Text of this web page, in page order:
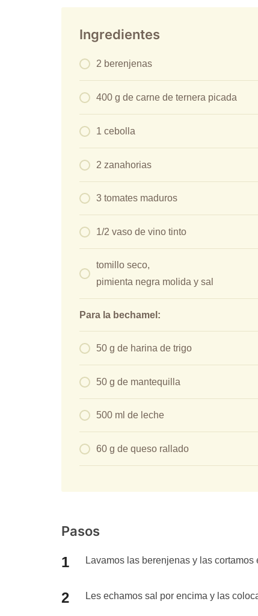
Ingredientes
2 berenjenas
400 g de carne de ternera picada
1 cebolla
2 zanahorias
3 tomates maduros
1/2 vaso de vino tinto
tomillo seco,
pimienta negra molida y sal
Para la bechamel:
50 g de harina de trigo
50 g de mantequilla
500 ml de leche
60 g de queso rallado
Pasos
Lavamos las berenjenas y las
Les echamos sal por encima y las